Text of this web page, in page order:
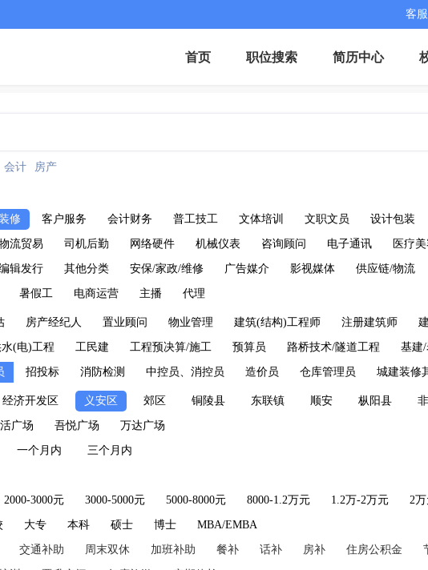
客
首页 职位搜索 简历中心
会计 房产
修 客户服务 会计财务 普工技工 文体培训 文职文员 设计包装
流贸易 司机后勤 网络硬件 机械仪表 咨询顾问 电子通讯 医疗
辑发行 其他分类 安保/家政/维修 广告媒介 影视媒体 供应链/物流
暑假工 电商运营 主播 代理
房产经纪人 置业顾问 物业管理 建筑(结构)工程师 注册建筑师
(电)工程 工民建 工程预决算/施工 预算员 路桥技术/隧道工程 基建
招投标 消防检测 中控员、消控员 造价员 仓库管理员 城建装修
经济开发区 义安区 郊区 铜陵县 东联镇 顺安 枞阳县
广场 吾悦广场 万达广场
一个月内 三个月内
2000-3000元 3000-5000元 5000-8000元 8000-1.2万元 1.2万-2万元 2
大专 本科 硕士 博士 MBA/EMBA
交通补助 周末双休 加班补助 餐补 话补 房补 住房公积金